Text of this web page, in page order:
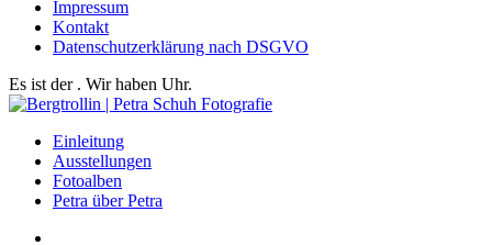
Impressum
Kontakt
Datenschutzerklärung nach DSGVO
Es ist der . Wir haben Uhr.
Einleitung
Ausstellungen
Fotoalben
Petra über Petra